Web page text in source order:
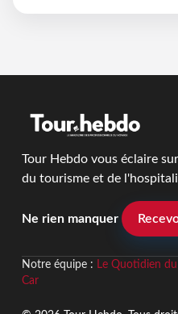
Tour Hebdo vous éclaire
du tourisme et de
Ne rien manquer
Notre équipe : Le Quotidien
Car